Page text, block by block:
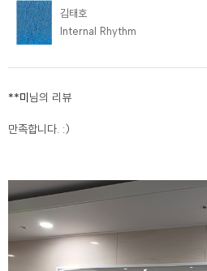
김태호
Internal Rhythm
**미 님의 리뷰
만족합니다. :)